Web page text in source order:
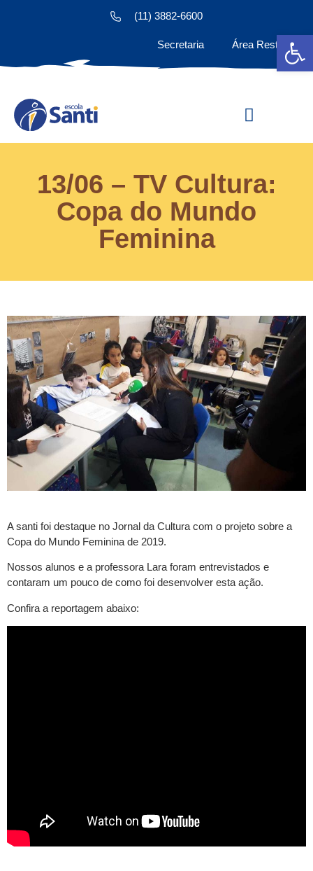
(11) 3882-6600
Secretaria Área Restrita
13/06 – TV Cultura:
Copa do Mundo
Feminina
A santi foi destaque no Jornal da Cultura com o projeto sobre a
Copa do Mundo Feminina de 2019.
Nossos alunos e a professora Lara foram entrevistados e
contaram um pouco de como foi desenvolver esta ação.
Confira a reportagem abaixo: